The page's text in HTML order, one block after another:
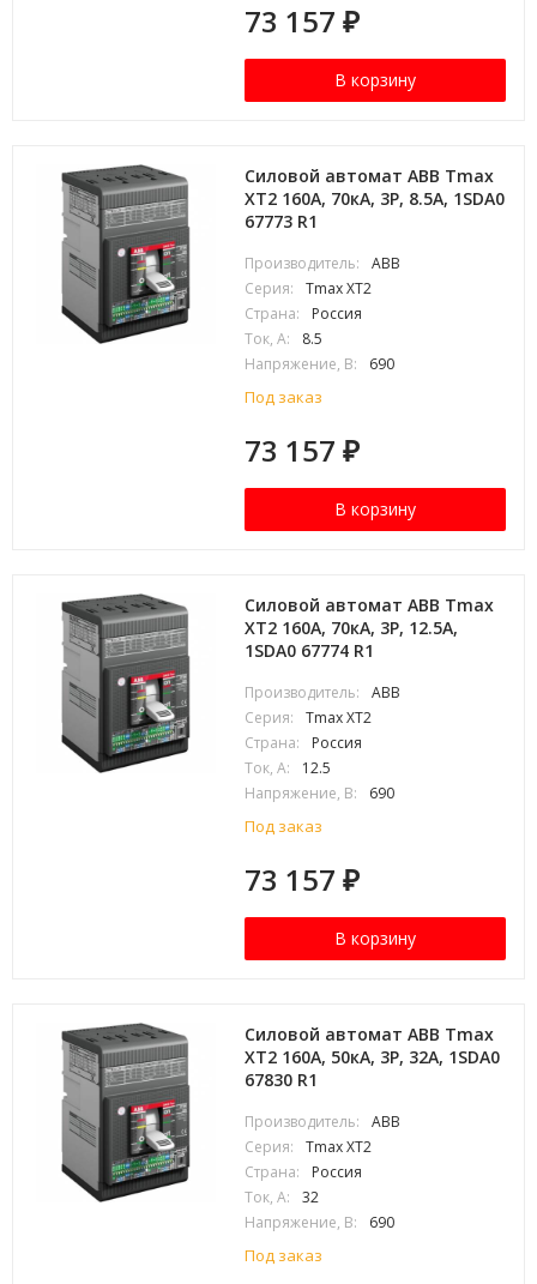
73 157₽
В корзину
Силовой автомат ABB Tmax
XT2 160А, 70кА, 3P, 8.5А, 1SDA0
67773 R1
Производитель:
ABB
Серия:
Tmax XT2
Страна:
Россия
Ток, А:
8.5
Напряжение, В:
690
Под заказ
73 157₽
В корзину
Силовой автомат ABB Tmax
XT2 160А, 70кА, 3P, 12.5А,
1SDA0 67774 R1
Производитель:
ABB
Серия:
Tmax XT2
Страна:
Россия
Ток, А:
12.5
Напряжение, В:
690
Под заказ
73 157₽
В корзину
Силовой автомат ABB Tmax
XT2 160А, 50кА, 3P, 32А, 1SDA0
67830 R1
Производитель:
ABB
Серия:
Tmax XT2
Страна:
Россия
Ток, А:
32
Напряжение, В:
690
Под заказ